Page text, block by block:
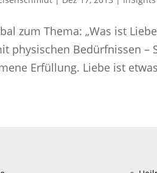
zum Thema: „Was ist
physischen Bedürfnissen –
Erfüllung. Liebe ist